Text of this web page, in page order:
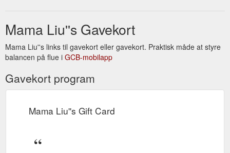
Mama Liu''s Gavekort
Mama Liu''s links til gavekort eller gavekort. Praktisk måde at styre
balancen på flue i GCB-mobilapp
Gavekort program
Mama Liu''s Gift Card